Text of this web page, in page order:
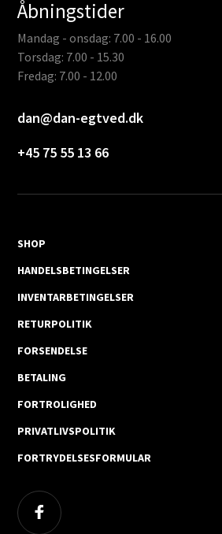
Åbningstider
Mandag - onsdag: 7.00 - 16.00
Torsdag: 7.00 - 15.30
Fredag: 7.00 - 12.00
dan@dan-egtved.dk
+45 75 55 13 66
SHOP
HANDELSBETINGELSER
INVENTARBETINGELSER
RETURPOLITIK
FORSENDELSE
BETALING
FORTROLIGHED
PRIVATLIVSPOLITIK
FORTRYDELSESFORMULAR